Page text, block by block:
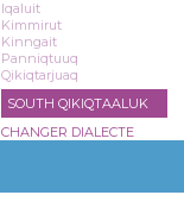
Iqaluit
Kimmirut
Kinngait
Panniqtuuq
Qikiqtarjuaq
SOUTH QIKIQTAALUK
CHANGER DIALECTE